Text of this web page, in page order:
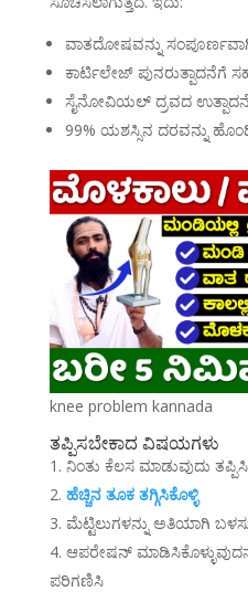
ವಾತದೋಷವನ್ನು
ಕಾರ್ಟಿಲೇಜ್ ಪುನರುತ್ಪಾದನೆಗೆ
ಸೈನೋವಿಯಲ್ ದ್ರವದ
99% ಯಶಸ್ಸಿನ ದರವನ್ನು
knee problem kannada
ತಪ್ಪಿಸಬೇಕಾದ ವಿಷಯಗಳು
ನಿಂತು ಕೆಲಸ ಮಾಡುವುದು
ಹೆಚ್ಚಿನ ತೂಕ ತಗ್ಗಿಸಿಕೊಳ್ಳಿ
ಮೆಟ್ಟಿಲುಗಳನ್ನು ಅತಿಯಾಗಿ
ಆಪರೇಷನ್
ಪರಿಗಣಿಸಿ